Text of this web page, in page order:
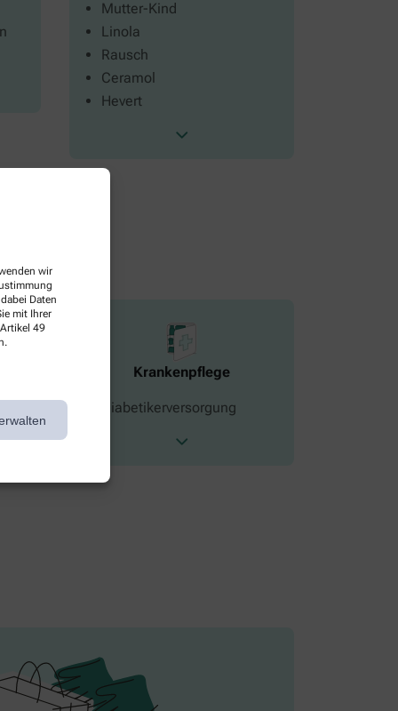
wir
Daten
mit Ihrer
49
Mutter-Kind
Linola
Rausch
Ceramol
Hevert
Krankenpflege
Diabetikerversorgung